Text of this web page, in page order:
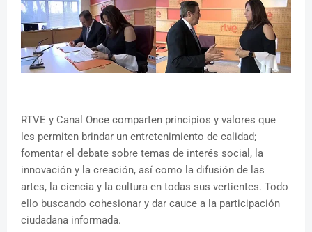
RTVE y Canal Once comparten principios y valores que
les permiten brindar un entretenimiento de calidad;
fomentar el debate sobre temas de interés social, la
innovación y la creación, así como la difusión de las
artes, la ciencia y la cultura en todas sus vertientes. Todo
ello buscando cohesionar y dar cauce a la participación
ciudadana informada.